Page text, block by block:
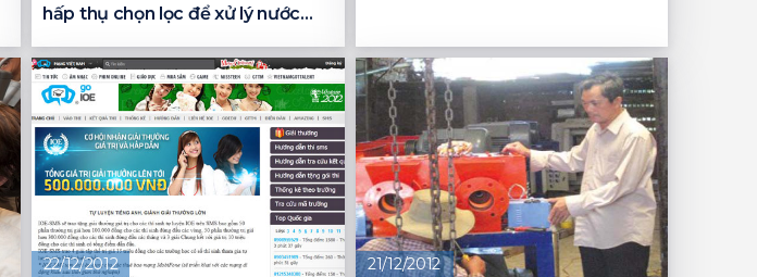
hấp thụ chọn lọc để xử lý nước
22/12/2012 21/12/2012